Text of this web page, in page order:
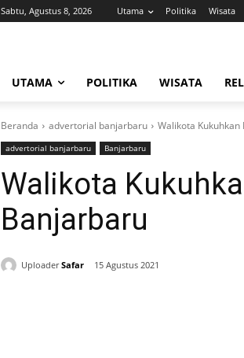
Sabtu, Agustus 8, 2026 Utama Politika Wisata
UTAMA POLITIKA WISATA
Beranda advertorial banjarbaru Walikota
advertorial banjarbaru Banjarbaru
Walikota
Banjarbaru
Uploader Safar 15 Agustus 2021